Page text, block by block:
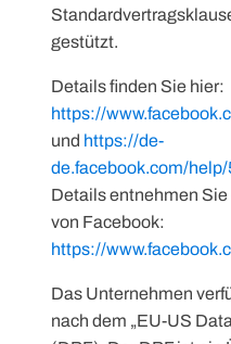
gestützt.
Details finden Sie hier:
https://
und https://de-
de.facebook.com/
Details entnehmen
von Facebook:
https://
Das Unternehmen
nach dem „EU-US